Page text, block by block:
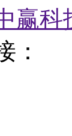
赢科
：